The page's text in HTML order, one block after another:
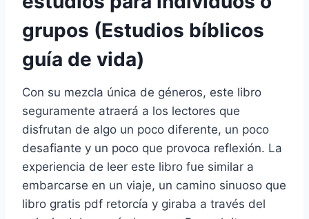
grupos (Estudios bíblicos
guía de vida)
Con su mezcla única de géneros, este libro
seguramente atraerá a los lectores que
disfrutan de algo un poco diferente, un poco
desafiante y un poco que provoca reflexión. La
experiencia de leer este libro fue similar a
embarcarse en un viaje, un camino sinuoso que
libro gratis pdf retorcía y giraba a través del